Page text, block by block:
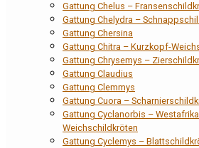
Gattung Chelus –
Gattung Chelydra –
Gattung Chersina
Gattung Chitra – Kurzkopf-
Gattung Chrysemys –
Gattung Claudius
Gattung Clemmys
Gattung Cuora –
Gattung Cyclanorbis –
Weichschildkröten
Gattung Cyclemys –